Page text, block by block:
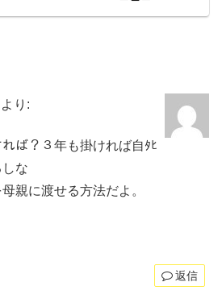
より:
ば？３年も掛ければ自ﾀﾋ
な
親に渡せる方法だよ。
返信